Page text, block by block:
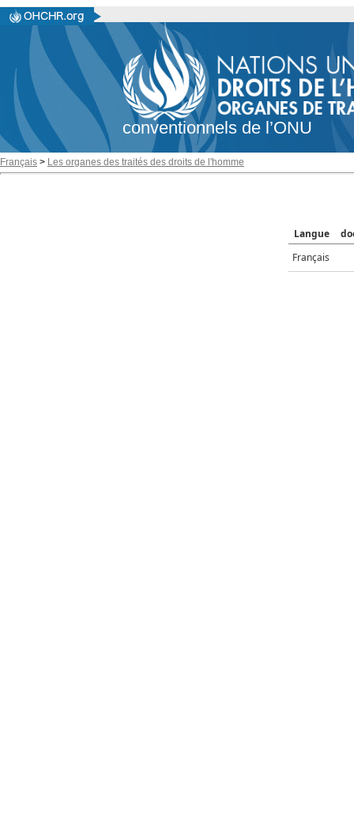
conventionnels de l’ONU
Français > Les organes des traités des droits de l'homme
Langue
Français